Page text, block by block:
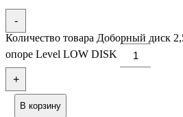
-
Количество товара Доборный диск
опоре Level LOW DISK
+
В корзину